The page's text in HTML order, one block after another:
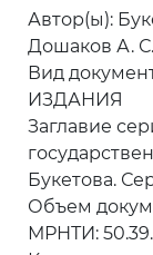
Автор(ы):
Дошаков А.
Вид
ИЗДАНИЯ
Заглавие
Букетова.
Объем
МРНТИ: